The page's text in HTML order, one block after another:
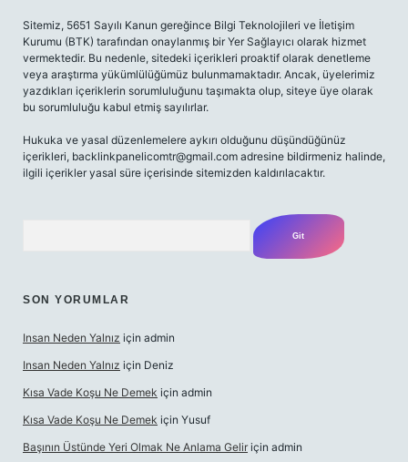
Sitemiz, 5651 Sayılı Kanun gereğince Bilgi Teknolojileri ve İletişim
Kurumu (BTK) tarafından onaylanmış bir Yer Sağlayıcı olarak hizmet
vermektedir. Bu nedenle, sitedeki içerikleri proaktif olarak denetleme
veya araştırma yükümlülüğümüz bulunmamaktadır. Ancak, üyelerimiz
yazdıkları içeriklerin sorumluluğunu taşımakta olup, siteye üye olarak
bu sorumluluğu kabul etmiş sayılırlar.
Hukuka ve yasal düzenlemelere aykırı olduğunu düşündüğünüz
içerikleri, backlinkpanelicomtr@gmail.com adresine bildirmeniz halinde,
ilgili içerikler yasal süre içerisinde sitemizden kaldırılacaktır.
SON YORUMLAR
Insan Neden Yalnız için admin
Insan Neden Yalnız için Deniz
Kısa Vade Koşu Ne Demek için admin
Kısa Vade Koşu Ne Demek için Yusuf
Başının Üstünde Yeri Olmak Ne Anlama Gelir için admin